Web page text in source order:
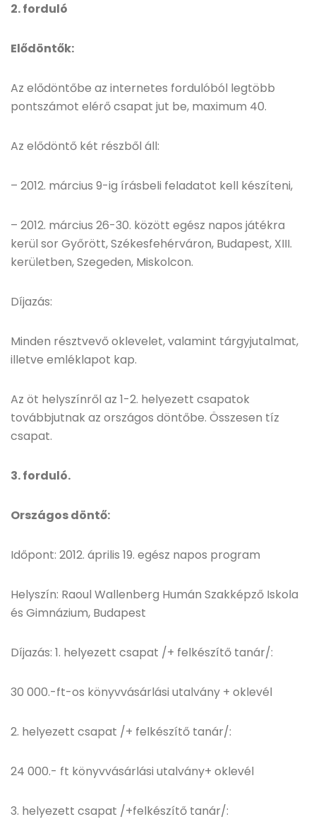
2. forduló
Elődöntők:
Az elődöntőbe az internetes fordulóból legtöbb
pontszámot elérő csapat jut be, maximum 40.
Az elődöntő két részből áll:
– 2012. március 9-ig írásbeli feladatot kell készíteni,
– 2012. március 26-30. között egész napos játékra
kerül sor Győrött, Székesfehérváron, Budapest, XIII.
kerületben, Szegeden, Miskolcon.
Díjazás:
Minden résztvevő oklevelet, valamint tárgyjutalmat,
illetve emléklapot kap.
Az öt helyszínről az 1-2. helyezett csapatok
továbbjutnak az országos döntőbe. Összesen tíz
csapat.
3. forduló.
Országos döntő:
Időpont: 2012. április 19. egész napos program
Helyszín: Raoul Wallenberg Humán Szakképző Iskola
és Gimnázium, Budapest
Díjazás: 1. helyezett csapat /+ felkészítő tanár/:
30 000.-ft-os könyvvásárlási utalvány + oklevél
2. helyezett csapat /+ felkészítő tanár/:
24 000.- ft könyvvásárlási utalvány+ oklevél
3. helyezett csapat /+felkészítő tanár/: